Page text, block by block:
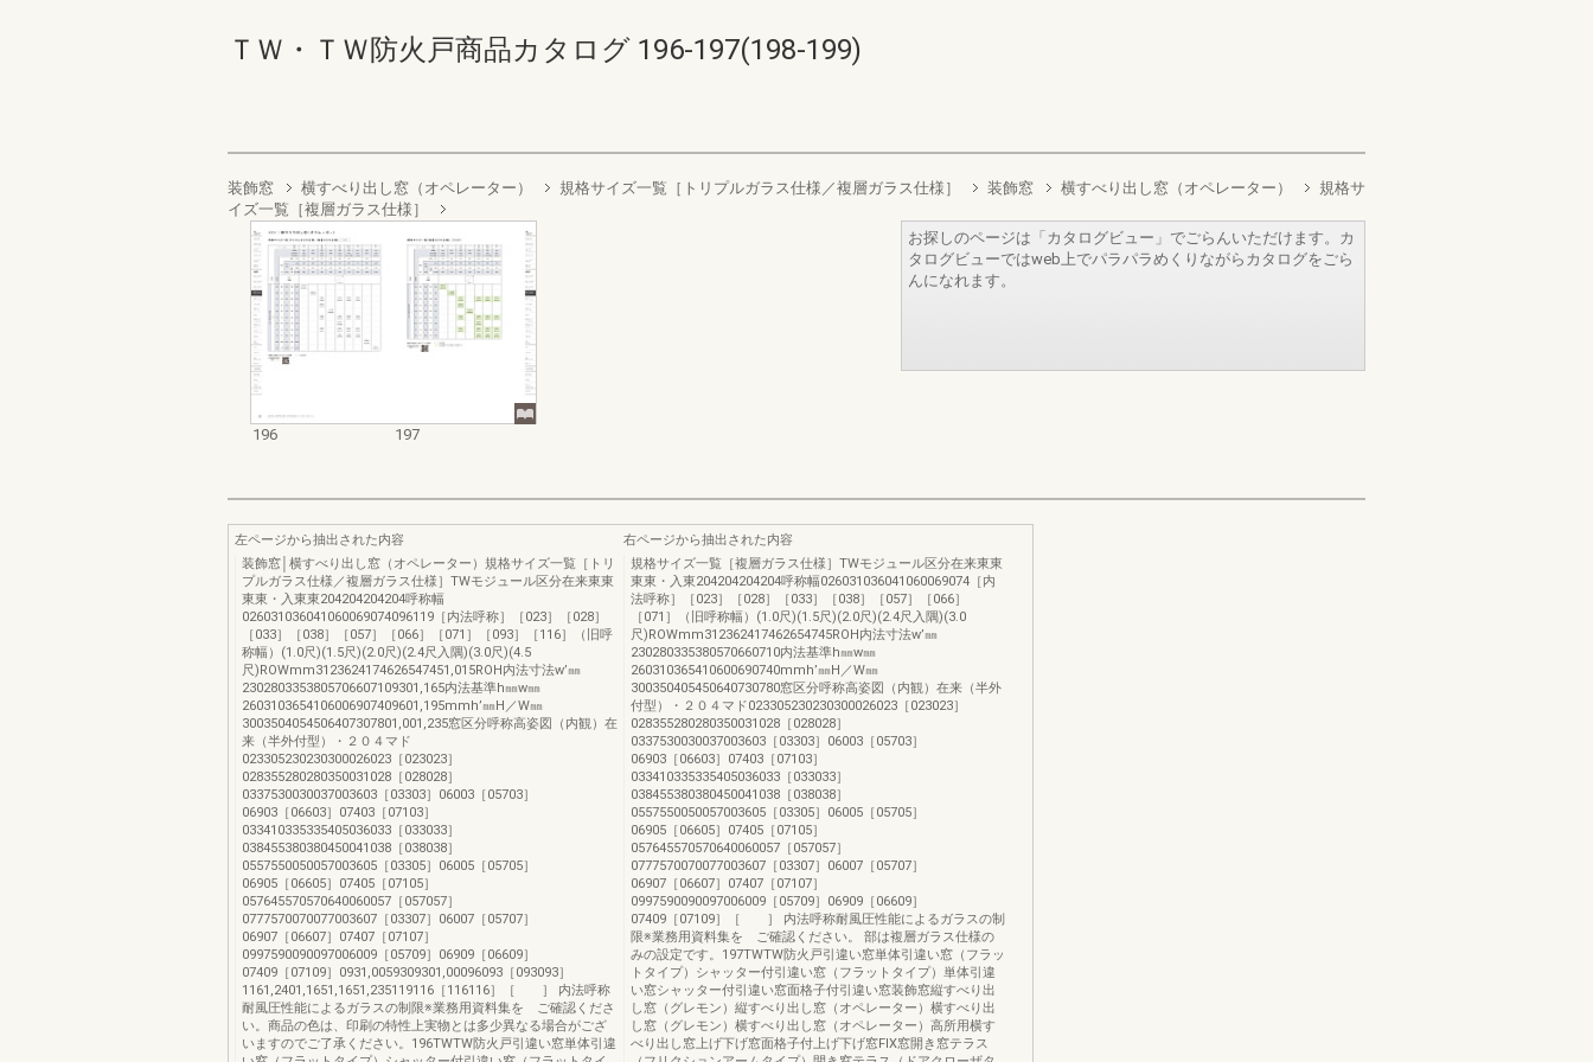
ＴＷ・ＴＷ防火戸商品カタログ 196-197(198-199)
装飾窓 横すべり出し窓（オペレーター） 規格サイズ一覧［トリプルガラス仕様／複層ガラス仕様］ 装飾窓 横すべり出し窓（オペレーター）
規格サ
イズ一覧［複層ガラス仕様］
196 197
お探しのページは「カタログビュー」でごらんいただけます。カ
タログビューではweb上でパラパラめくりながらカタログをごら
んになれます。
左ページから抽出された内容
装飾窓│横すべり出し窓（オペレーター）規格サイズ一覧［トリ
プルガラス仕様／複層ガラス仕様］TWモジュール区分在来東東
東東・入東東204204204204呼称幅
026031036041060069074096119［内法呼称］［023］［028］
［033］［038］［057］［066］［071］［093］［116］（旧呼
称幅）(1.0尺)(1.5尺)(2.0尺)(2.4尺入隅)(3.0尺)(4.5
尺)ROWmm3123624174626547451,015ROH内法寸法w’㎜
2302803353805706607109301,165内法基準h㎜w㎜
2603103654106006907409601,195mmh’㎜H／W㎜
3003504054506407307801,001,235窓区分呼称高姿図（内観）在
来（半外付型）・２０４マド
023305230230300026023［023023］
028355280280350031028［028028］
0337530030037003603［03303］06003［05703］
06903［06603］07403［07103］
033410335335405036033［033033］
038455380380450041038［038038］
0557550050057003605［03305］06005［05705］
06905［06605］07405［07105］
057645570570640060057［057057］
0777570070077003607［03307］06007［05707］
06907［06607］07407［07107］
0997590090097006009［05709］06909［06609］
07409［07109］0931,0059309301,00096093［093093］
1161,2401,1651,1651,235119116［116116］［ ］ 内法呼称
耐風圧性能によるガラスの制限※業務用資料集を ご確認くださ
い。商品の色は、印刷の特性上実物とは多少異なる場合がござ
いますのでご了承ください。196TWTW防火戸引違い窓単体引違
右ページから抽出された内容
規格サイズ一覧［複層ガラス仕様］TWモジュール区分在来東東
東東・入東204204204204呼称幅026031036041060069074［内
法呼称］［023］［028］［033］［038］［057］［066］
［071］（旧呼称幅）(1.0尺)(1.5尺)(2.0尺)(2.4尺入隅)(3.0
尺)ROWmm312362417462654745ROH内法寸法w’㎜
230280335380570660710内法基準h㎜w㎜
260310365410600690740mmh’㎜H／W㎜
300350405450640730780窓区分呼称高姿図（内観）在来（半外
付型）・２０４マド023305230230300026023［023023］
028355280280350031028［028028］
0337530030037003603［03303］06003［05703］
06903［06603］07403［07103］
033410335335405036033［033033］
038455380380450041038［038038］
0557550050057003605［03305］06005［05705］
06905［06605］07405［07105］
057645570570640060057［057057］
0777570070077003607［03307］06007［05707］
06907［06607］07407［07107］
0997590090097006009［05709］06909［06609］
07409［07109］［ ］ 内法呼称耐風圧性能によるガラスの制
限※業務用資料集を ご確認ください。 部は複層ガラス仕様の
みの設定です。197TWTW防火戸引違い窓単体引違い窓（フラッ
トタイプ）シャッター付引違い窓（フラットタイプ）単体引違
い窓シャッター付引違い窓面格子付引違い窓装飾窓縦すべり出
し窓（グレモン）縦すべり出し窓（オペレーター）横すべり出
し窓（グレモン）横すべり出し窓（オペレーター）高所用横す
べり出し窓上げ下げ窓面格子付上げ下げ窓FIX窓開き窓テラス